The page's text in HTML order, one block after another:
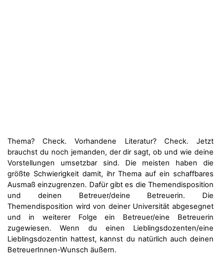
Thema? Check. Vorhandene Literatur? Check. Jetzt
brauchst du noch jemanden, der dir sagt, ob und wie deine
Vorstellungen umsetzbar sind. Die meisten haben die
größte Schwierigkeit damit, ihr Thema auf ein schaffbares
Ausmaß einzugrenzen. Dafür gibt es die Themendisposition
und deinen Betreuer/deine Betreuerin. Die
Themendisposition wird von deiner Universität abgesegnet
und in weiterer Folge ein Betreuer/eine Betreuerin
zugewiesen. Wenn du einen Lieblingsdozenten/eine
Lieblingsdozentin hattest, kannst du natürlich auch deinen
BetreuerInnen-Wunsch äußern.